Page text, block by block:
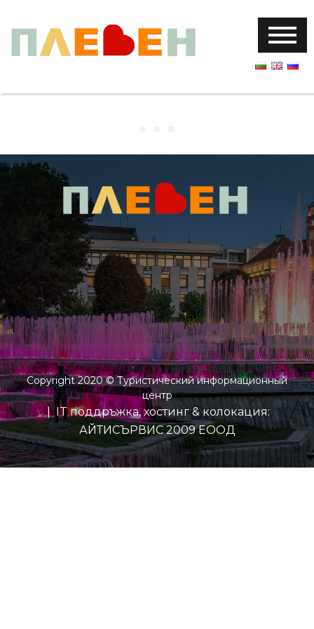
Copyright 2020 © Туристический информационный
центр
| IT поддръжка, хостинг & колокация:
АЙТИСЪРВИС 2009 ЕООД